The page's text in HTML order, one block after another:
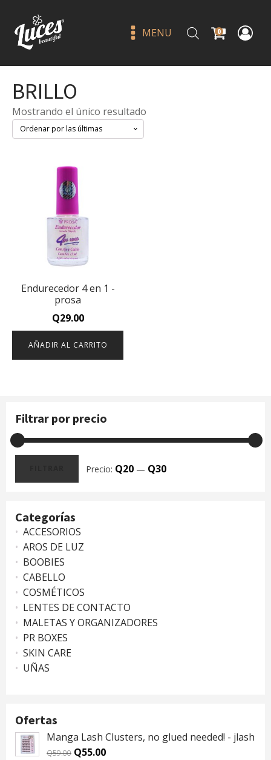
MENU 0
Filtrar por precio
Precio
Precio
Precio: Q20 — Q30
Categorías
ACCESORIOS
AROS DE LUZ
BOOBIES
CABELLO
COSMÉTICOS
LENTES DE CONTACTO
MALETAS Y ORGANIZADORES
PR BOXES
SKIN CARE
UÑAS
Ofertas
Manga Lash Clusters, no glued needed! - jlash
Q59.00 Original
Q55.00Current
BRILLO
Mostrando el único resultado
Endurecedor 4 en 1 -
prosa
Q29.00
AÑADIR AL CARRITO